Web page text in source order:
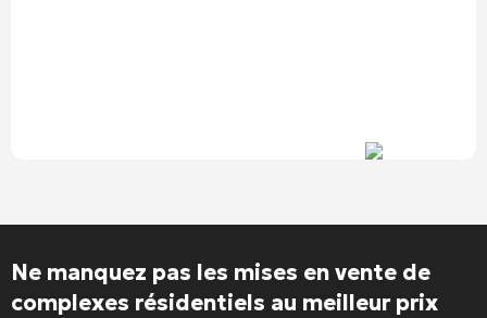
Ne manquez pas les mises en vente de
complexes résidentiels au meilleur prix